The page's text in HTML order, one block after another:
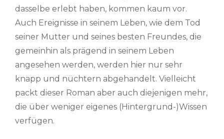
dasselbe erlebt haben, kommen kaum vor.
Auch Ereignisse in seinem Leben, wie dem Tod
seiner Mutter und seines besten Freundes, die
gemeinhin als prägend in seinem Leben
angesehen werden, werden hier nur sehr
knapp und nüchtern abgehandelt. Vielleicht
packt dieser Roman aber auch diejenigen mehr,
die über weniger eigenes (Hintergrund-)Wissen
verfügen.